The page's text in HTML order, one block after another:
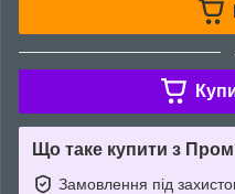
Що таке купити з
Замовлення під